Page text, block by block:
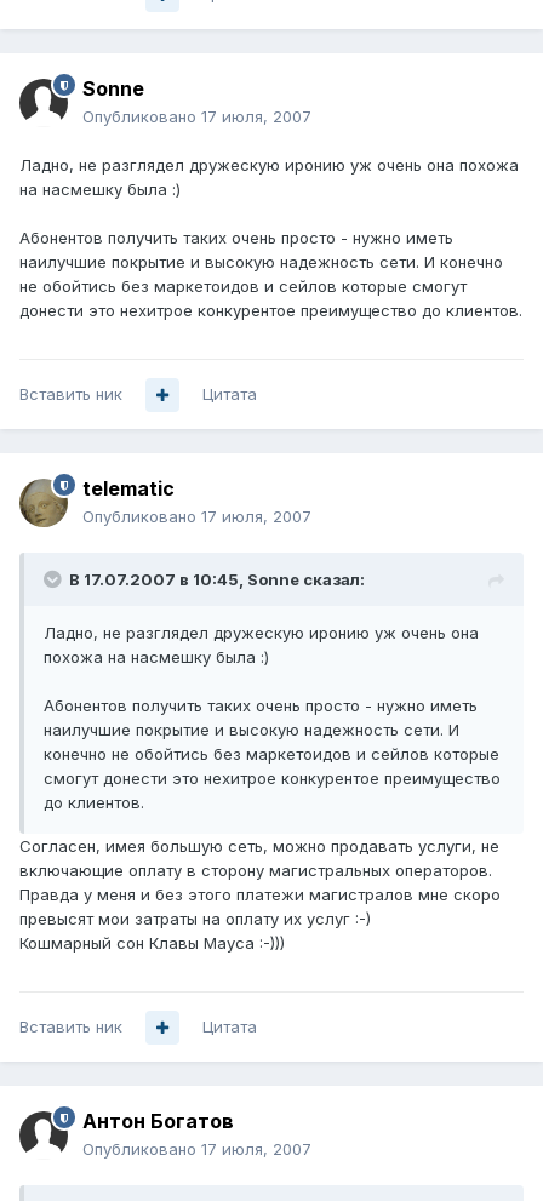
Sonne
Опубликовано 17 июля, 2007
Ладно, не разглядел дружескую иронию уж очень она похожа
на насмешку была :)
Абонентов получить таких очень просто - нужно иметь
наилучшие покрытие и высокую надежность сети. И конечно
не обойтись без маркетоидов и сейлов которые смогут
донести это нехитрое конкурентое преимущество до клиентов.
Вставить ник Цитата
telematic
Опубликовано 17 июля, 2007
В 17.07.2007 в 10:45, Sonne сказал:
Ладно, не разглядел дружескую иронию уж очень она
похожа на насмешку была :)
Абонентов получить таких очень просто - нужно иметь
наилучшие покрытие и высокую надежность сети. И
конечно не обойтись без маркетоидов и сейлов которые
смогут донести это нехитрое конкурентое преимущество
до клиентов.
Согласен, имея большую сеть, можно продавать услуги, не
включающие оплату в сторону магистральных операторов.
Правда у меня и без этого платежи магистралов мне скоро
превысят мои затраты на оплату их услуг :-)
Кошмарный сон Клавы Мауса :-)))
Вставить ник Цитата
Антон Богатов
Опубликовано 17 июля, 2007